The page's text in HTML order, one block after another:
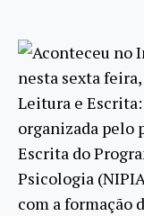
Aconteceu no
nesta sexta
Leitura e
organizada pelo
Escrita do
Psicologia
com a formação